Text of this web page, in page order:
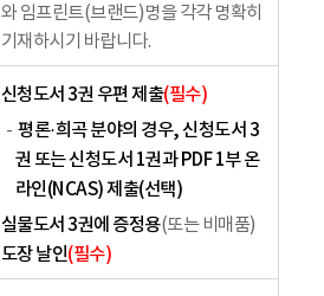
와 임프린트(브랜드)명을 각각 명확히
기재하시기 바랍니다.
신청도서 3권 우편 제출(필수)
평론·희곡 분야의 경우, 신청도서 3
권 또는 신청도서 1권과 PDF 1부 온
라인(NCAS) 제출(선택)
실물도서 3권에 증정용(또는 비매품)
도장 날인(필수)